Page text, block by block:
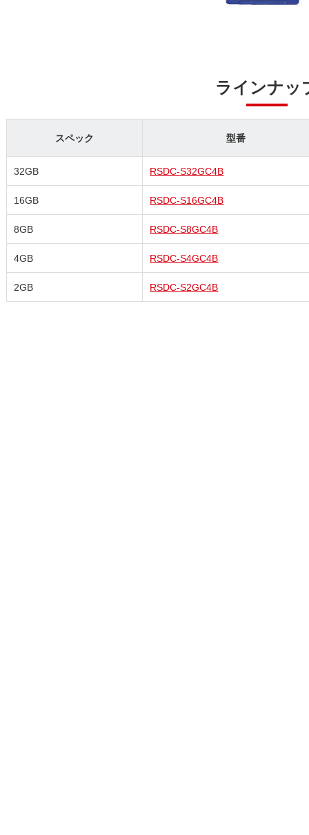
ラインナッ
スペック 型番
32GB RSDC-S32GC4B
16GB RSDC-S16GC4B
8GB RSDC-S8GC4B
4GB RSDC-S4GC4B
2GB RSDC-S2GC4B